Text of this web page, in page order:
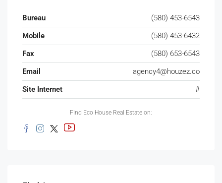
Bureau
(580) 453-6543
Mobile
(580) 453-6432
Fax
(580) 653-6543
Email
agency4@houzez.co
Site Internet
#
Find Eco House Real Estate on: